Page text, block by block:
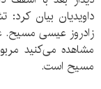
داویدیان بیان
زادروز عیسی مسیح.
مشاهده می‌کنید
مسیح است.